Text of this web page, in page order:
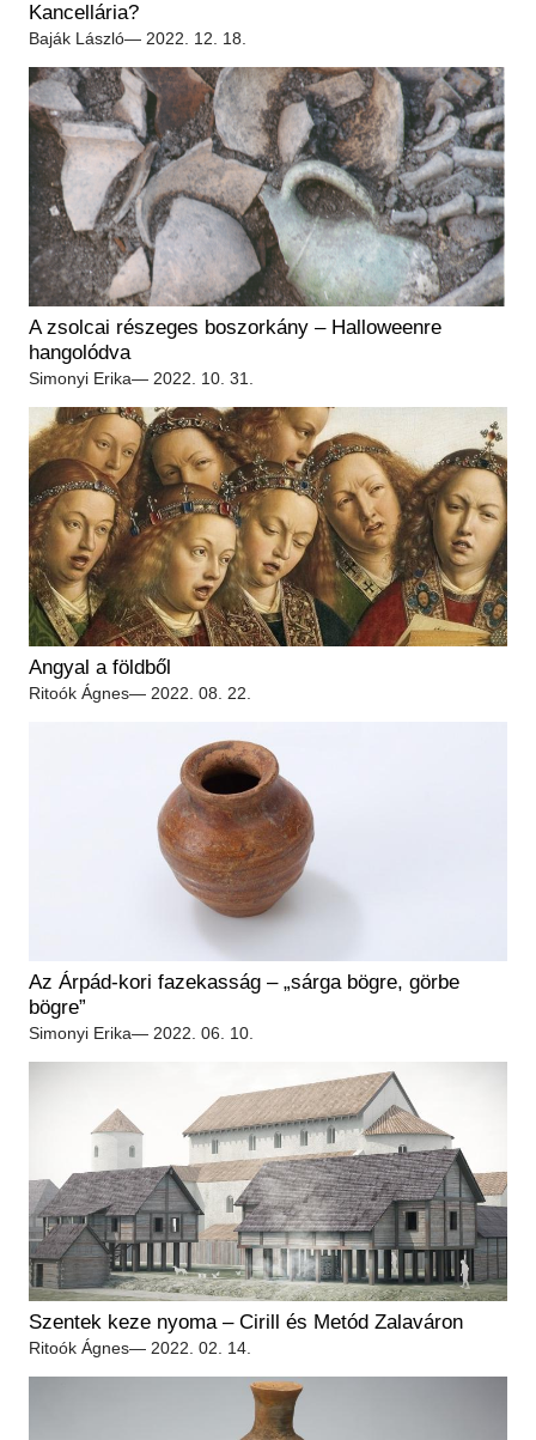
Kancellária?
Baják László— 2022. 12. 18.
A zsolcai részeges boszorkány – Halloweenre
hangolódva
Simonyi Erika— 2022. 10. 31.
Angyal a földből
Ritoók Ágnes— 2022. 08. 22.
Az Árpád-kori fazekasság – „sárga bögre, görbe
bögre”
Simonyi Erika— 2022. 06. 10.
Szentek keze nyoma – Cirill és Metód Zalaváron
Ritoók Ágnes— 2022. 02. 14.